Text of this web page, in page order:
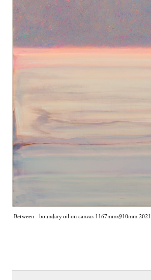
Between - boundary oil on canvas 1167mmx910mm 2021